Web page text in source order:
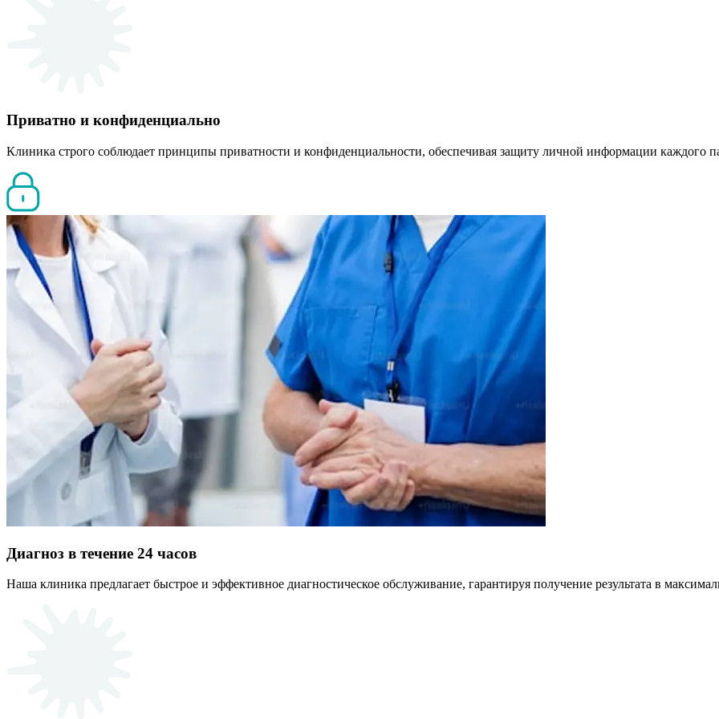
Приватно и конфиденциально
Клиника строго соблюдает принципы приватности и конфиденциальности, обеспечивая защиту личной информации каждого
Диагноз в течение 24 часов
Наша клиника предлагает быстрое и эффективное диагностическое обслуживание, гарантируя получение результата в